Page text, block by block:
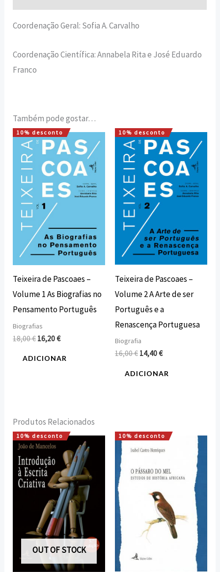
Coordenação Geral: Sofia A. Carvalho
Coordenação Científica: Annabela Rita e José Eduardo
Franco
Também pode gostar…
10% desconto
Teixeira de Pascoaes –
Volume 1 As Biografias no
Pensamento Português
Biografias
18,00€
O
preço
original
era:
18,00 €.
16,20€
O
preço
atual
é:
16,20 €.
ADICIONAR
10% desconto
Teixeira de Pascoaes –
Volume 2 A Arte de ser
Português e a
Renascença Portuguesa
Biografia
16,00€
O
preço
original
era:
16,00 €.
14,40€
O
preço
atual
é:
14,40 €.
ADICIONAR
Produtos Relacionados
10% desconto
OUT OF STOCK
O
preço
original
era:
10,00 €.
O
preço
atual
9,00 €.
10% desconto
O
preço
era:
16,00 €.
O
preço
é:
14,40 €.